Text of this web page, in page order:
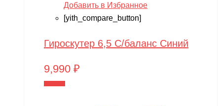
Добавить в Избранное
[yith_compare_button]
Гироскутер 6,5 С/баланс Синий
9,990 ₽